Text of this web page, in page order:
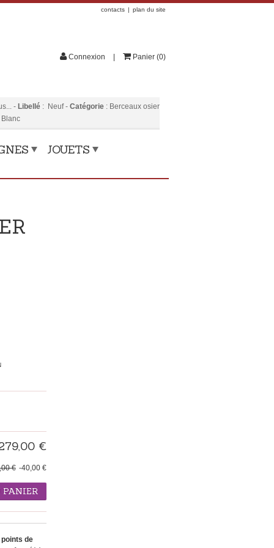
contacts plan du site
- Libellé : Neuf- Catégorie : Berceaux osier
Blanc
JOUETS
Connexion Panier (0)
€
-40,00 €
€
PANIER
points de